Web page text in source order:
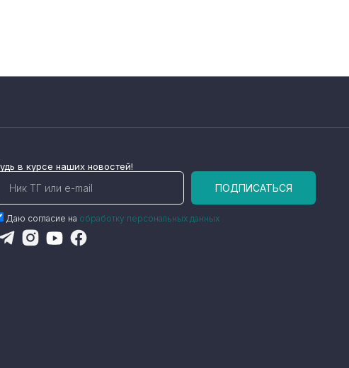
в курсе наших новостей!
Даю согласие на обработку персональных данных
ПОДПИСАТЬСЯ